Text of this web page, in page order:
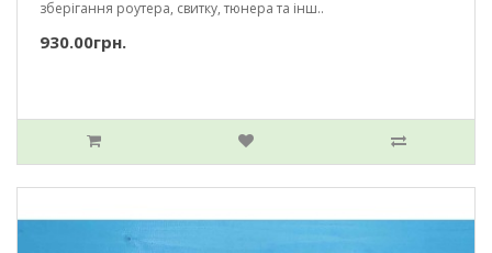
зберігання роутера, свитку, тюнера та інш..
930.00грн.